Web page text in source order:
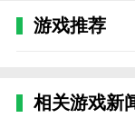
丝拆卸的独特乐
螺丝消不停
游戏推荐
相关游戏新